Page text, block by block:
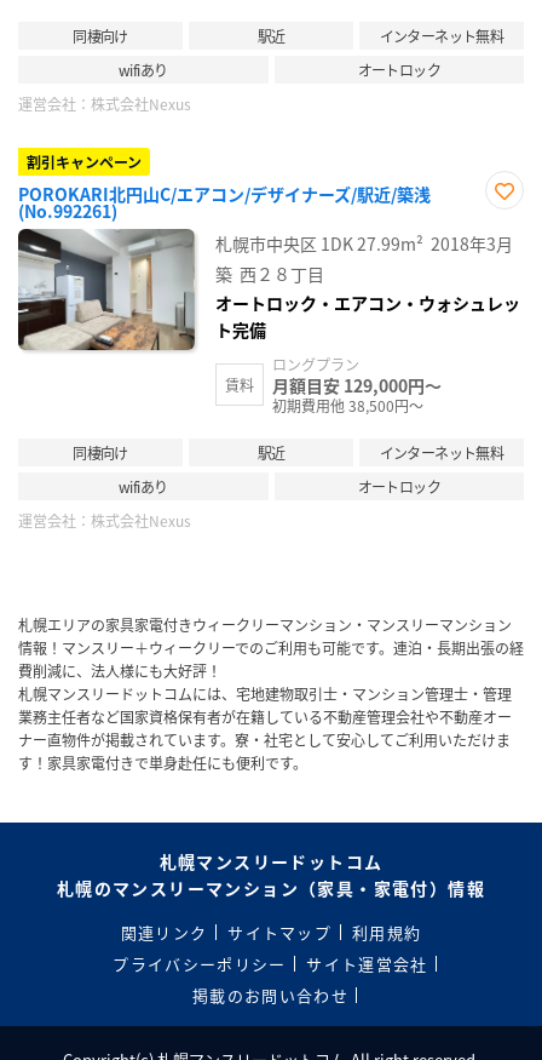
同棲向け 駅近
インターネット無料
wifiあり
オートロック
運営会社： 株式会社Nexus
割引キャンペーン
POROKARI北円山C/エアコン/デザイナーズ/駅近/築浅
(No.992261)
に入
り登
札幌市中央区 1DK27.99m² 2018年3月
築 西２８丁目
オートロック・エアコン・ウォシュレッ
ト完備
賃料
ロングプラン
月額目安 129,000円～
初期費用他 38,500円～
同棲向け 駅近
インターネット無料
wifiあり
オートロック
運営会社： 株式会社Nexus
札幌エリアの家具家電付きウィークリーマンション・マンスリーマンション
情報！マンスリー＋ウィークリーでのご利用も可能です。連泊・長期出張の経
費削減に、法人様にも大好評！
札幌マンスリードットコムには、宅地建物取引士・マンション管理士・管理
業務主任者など国家資格保有者が在籍している不動産管理会社や不動産オー
ナー直物件が掲載されています。寮・社宅として安心してご利用いただけま
す！家具家電付きで単身赴任にも便利です。
札幌マンスリードットコム
札幌のマンスリーマンション（家具・家電付）情報
関連リンク サイトマップ
利用規約
プライバシーポリシー
サイト運営会社
掲載のお問い合わせ